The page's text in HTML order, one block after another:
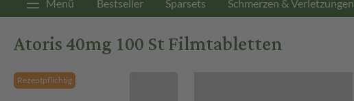
Menü Bestseller Sparsets Schmerzen & Verletzungen
Atoris 40mg 100 St Filmtabletten
Rezeptpflichtig